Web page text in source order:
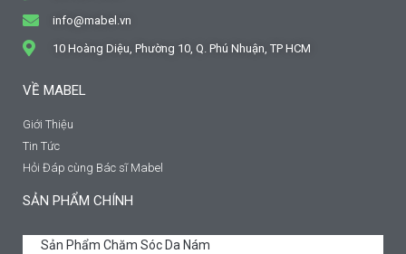
info@mabel.vn
10 Hoàng Diệu, Phường 10, Q. Phú Nhuận, TP HCM
VỀ MABEL
Giới Thiệu
Tin Tức
Hỏi Đáp cùng Bác sĩ Mabel
SẢN PHẨM CHÍNH
Sản Phẩm Chăm Sóc Da Nám